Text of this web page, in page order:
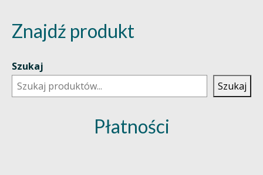
Znajdź produkt
Szukaj
Szukaj
Płatności